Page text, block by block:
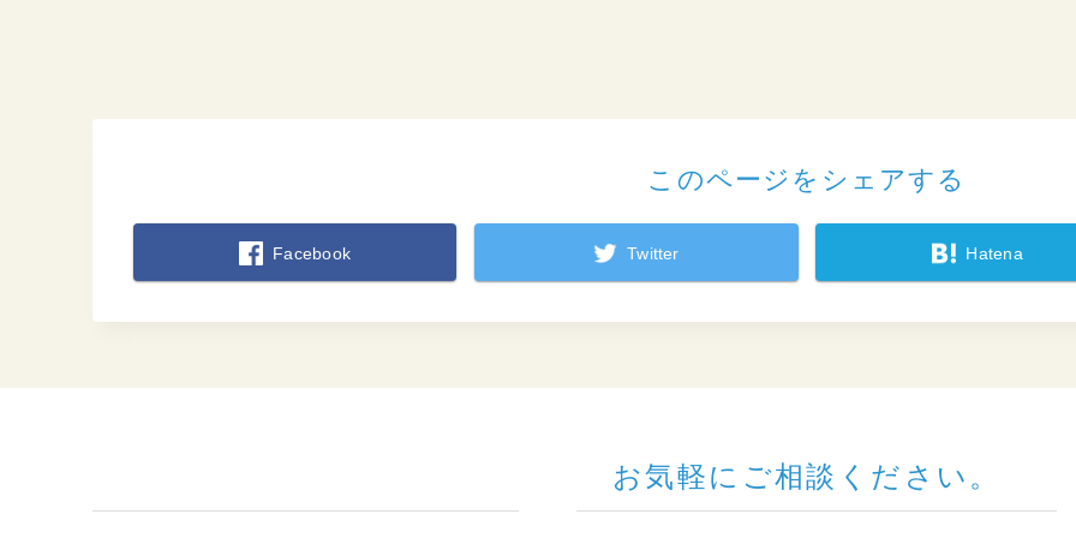
このページをシェアする
Facebook Twitter Hatena
お気軽にご相談ください。